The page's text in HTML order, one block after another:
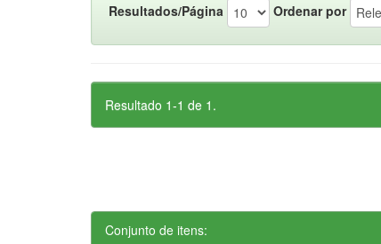
Resultados/Página Ordenar por
Resultado 1-1 de 1.
Conjunto de itens: